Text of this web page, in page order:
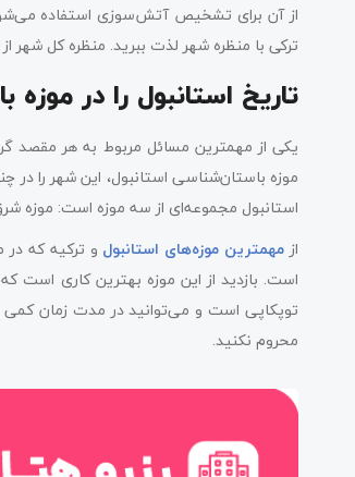
از آن برای تشخیص آتش‌سوزی استفاده
ترکی با منظره شهر لذت ببرید. منظره کل شهر
تاریخ استانبول را در موزه
یکی از مهمترین مسائل مربوط به هر مقصد
موزه باستان‌شناسی استانبول، این شهر را
استانبول مجموعه‌ای از سه موزه است: موزه
ازمهمترین موزه‌های استانبول و ترکیه که
است. بازدید از این موزه بهترین کاری است
توپکاپی است و می‌توانید در مدت زمان کمی
محروم نکنید.